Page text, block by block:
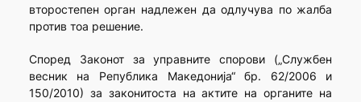
второстепен орган надлежен да одлучува по жалба
против тоа решение.
Според Законот за управните спорови („Службен
весник на Република Македонија“ бр. 62/2006 и
150/2010) за законитоста на актите на органите на